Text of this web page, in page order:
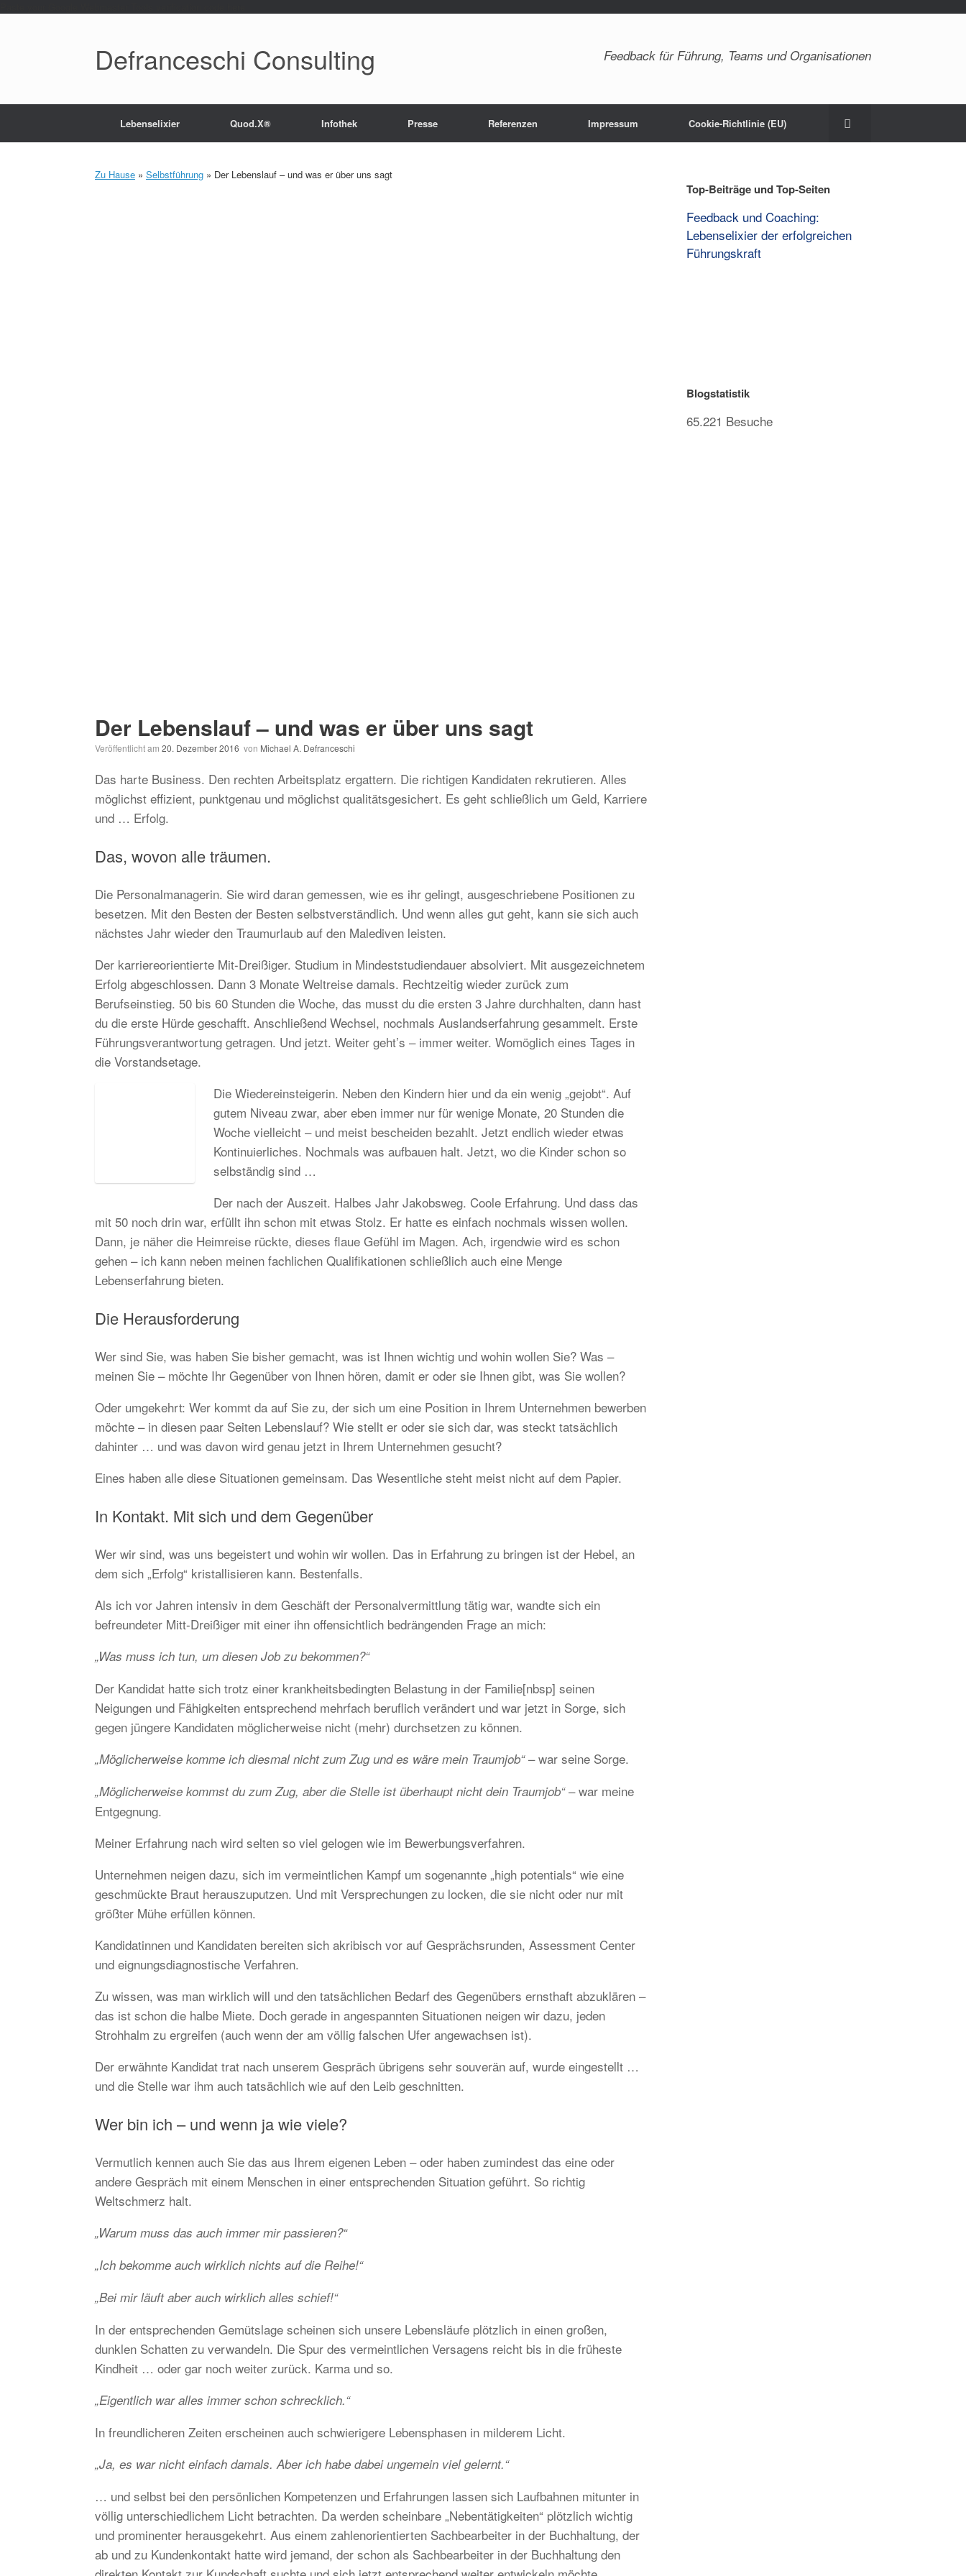
Defranceschi Consulting Feedback für Führung, Teams und Organisationen
Lebenselixier Quod.X® Infothek Presse Referenzen Impressum Cookie-Richtlinie (EU)
Zu Hause » Selbstführung » Der Lebenslauf – und was er über uns sagt
Der Lebenslauf – und was er über uns sagt
Veröffentlicht am 20. Dezember 2016 von Michael A. Defranceschi
Das harte Business. Den rechten Arbeitsplatz ergattern. Die richtigen Kandidaten rekrutieren. Alles
möglichst effizient, punktgenau und möglichst qualitätsgesichert. Es geht schließlich um Geld, Karriere
und … Erfolg.
Das, wovon alle träumen.
Die Personalmanagerin. Sie wird daran gemessen, wie es ihr gelingt, ausgeschriebene Positionen zu
besetzen. Mit den Besten der Besten selbstverständlich. Und wenn alles gut geht, kann sie sich auch
nächstes Jahr wieder den Traumurlaub auf den Malediven leisten.
Der karriereorientierte Mit-Dreißiger. Studium in Mindeststudiendauer absolviert. Mit ausgezeichnetem
Erfolg abgeschlossen. Dann 3 Monate Weltreise damals. Rechtzeitig wieder zurück zum
Berufseinstieg. 50 bis 60 Stunden die Woche, das musst du die ersten 3 Jahre durchhalten, dann hast
du die erste Hürde geschafft. Anschließend Wechsel, nochmals Auslandserfahrung gesammelt. Erste
Führungsverantwortung getragen. Und jetzt. Weiter geht’s – immer weiter. Womöglich eines Tages in
die Vorstandsetage.
Die Wiedereinsteigerin. Neben den Kindern hier und da ein wenig „gejobt“. Auf
gutem Niveau zwar, aber eben immer nur für wenige Monate, 20 Stunden die
Woche vielleicht – und meist bescheiden bezahlt. Jetzt endlich wieder etwas
Kontinuierliches. Nochmals was aufbauen halt. Jetzt, wo die Kinder schon so
selbständig sind …
Der nach der Auszeit. Halbes Jahr Jakobsweg. Coole Erfahrung. Und dass das
mit 50 noch drin war, erfüllt ihn schon mit etwas Stolz. Er hatte es einfach nochmals wissen wollen.
Dann, je näher die Heimreise rückte, dieses flaue Gefühl im Magen. Ach, irgendwie wird es schon
gehen – ich kann neben meinen fachlichen Qualifikationen schließlich auch eine Menge
Lebenserfahrung bieten.
Die Herausforderung
Wer sind Sie, was haben Sie bisher gemacht, was ist Ihnen wichtig und wohin wollen Sie? Was –
meinen Sie – möchte Ihr Gegenüber von Ihnen hören, damit er oder sie Ihnen gibt, was Sie wollen?
Oder umgekehrt: Wer kommt da auf Sie zu, der sich um eine Position in Ihrem Unternehmen bewerben
möchte – in diesen paar Seiten Lebenslauf? Wie stellt er oder sie sich dar, was steckt tatsächlich
dahinter … und was davon wird genau jetzt in Ihrem Unternehmen gesucht?
Eines haben alle diese Situationen gemeinsam. Das Wesentliche steht meist nicht auf dem Papier.
In Kontakt. Mit sich und dem Gegenüber
Wer wir sind, was uns begeistert und wohin wir wollen. Das in Erfahrung zu bringen ist der Hebel, an
dem sich „Erfolg“ kristallisieren kann. Bestenfalls.
Als ich vor Jahren intensiv in dem Geschäft der Personalvermittlung tätig war, wandte sich ein
befreundeter Mitt-Dreißiger mit einer ihn offensichtlich bedrängenden Frage an mich:
„Was muss ich tun, um diesen Job zu bekommen?“
Der Kandidat hatte sich trotz einer krankheitsbedingten Belastung in der Familie[nbsp] seinen
Neigungen und Fähigkeiten entsprechend mehrfach beruflich verändert und war jetzt in Sorge, sich
gegen jüngere Kandidaten möglicherweise nicht (mehr) durchsetzen zu können.
„Möglicherweise komme ich diesmal nicht zum Zug und es wäre mein Traumjob“– war seine Sorge.
„Möglicherweise kommst du zum Zug, aber die Stelle ist überhaupt nicht dein Traumjob“– war meine
Entgegnung.
Meiner Erfahrung nach wird selten so viel gelogen wie im Bewerbungsverfahren.
Unternehmen neigen dazu, sich im vermeintlichen Kampf um sogenannte „high potentials“ wie eine
geschmückte Braut herauszuputzen. Und mit Versprechungen zu locken, die sie nicht oder nur mit
größter Mühe erfüllen können.
Kandidatinnen und Kandidaten bereiten sich akribisch vor auf Gesprächsrunden, Assessment Center
und eignungsdiagnostische Verfahren.
Zu wissen, was man wirklich will und den tatsächlichen Bedarf des Gegenübers ernsthaft abzuklären –
das ist schon die halbe Miete. Doch gerade in angespannten Situationen neigen wir dazu, jeden
Strohhalm zu ergreifen (auch wenn der am völlig falschen Ufer angewachsen ist).
Der erwähnte Kandidat trat nach unserem Gespräch übrigens sehr souverän auf, wurde eingestellt …
und die Stelle war ihm auch tatsächlich wie auf den Leib geschnitten.
Wer bin ich – und wenn ja wie viele?
Vermutlich kennen auch Sie das aus Ihrem eigenen Leben – oder haben zumindest das eine oder
andere Gespräch mit einem Menschen in einer entsprechenden Situation geführt. So richtig
Weltschmerz halt.
„Warum muss das auch immer mir passieren?“
„Ich bekomme auch wirklich nichts auf die Reihe!“
„Bei mir läuft aber auch wirklich alles schief!“
In der entsprechenden Gemütslage scheinen sich unsere Lebensläufe plötzlich in einen großen,
dunklen Schatten zu verwandeln. Die Spur des vermeintlichen Versagens reicht bis in die früheste
Kindheit … oder gar noch weiter zurück. Karma und so.
„Eigentlich war alles immer schon schrecklich.“
In freundlicheren Zeiten erscheinen auch schwierigere Lebensphasen in milderem Licht.
„Ja, es war nicht einfach damals. Aber ich habe dabei ungemein viel gelernt.“
… und selbst bei den persönlichen Kompetenzen und Erfahrungen lassen sich Laufbahnen mitunter in
völlig unterschiedlichem Licht betrachten. Da werden scheinbare „Nebentätigkeiten“ plötzlich wichtig
und prominenter herausgekehrt. Aus einem zahlenorientierten Sachbearbeiter in der Buchhaltung, der
ab und zu Kundenkontakt hatte wird jemand, der schon als Sachbearbeiter in der Buchhaltung den
Top-Beiträge und Top-Seiten
Feedback und Coaching:
Lebenselixier der erfolgreichen
Führungskraft
Blogstatistik
65.221 Besuche